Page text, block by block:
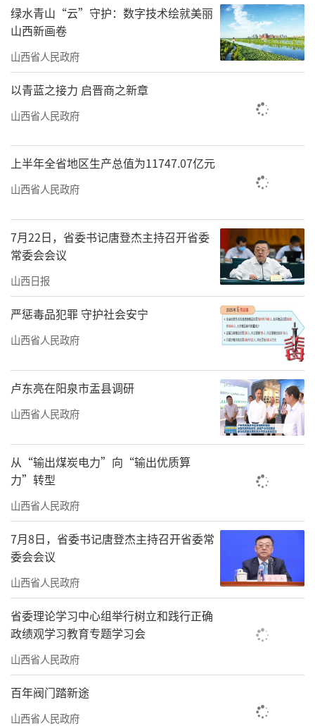
游戏中“既见未来，为何不拜”名场面的
实景，就来自被称为千佛庵的临汾隰县小西
天。“正是有团队前期在小西天等地实地采风
取景，才能在游戏里看到无比精美、充满质感
的画面。”临汾市文旅局科技科姚政表
世界的紧密连接，让我们借助数字化平台，以
沉浸式、体验式、互动式的方式宣介山西优质
打卡’，也让更多人了解临汾、爱上临汾！”
“其实，这场虚拟与现实的‘双向奔
赴’早在4年前已经开始，目前，山西正努力
让‘悟空效应’变成长效流量。”省文旅厅工
作人员表示，游戏视频里展现的佛像、寺庙、
石窟等只是山西古建的冰山一角，我省古建筑
以“数量众多、类型丰富、时代序列完整、价
值内涵独特、地域风格显著”等特点享誉神
州。根据第三次全国文物普查统计，山西全国
重点文物保护单位数量居全国第一，不可移动
文物数量居全国第四，全国仅存的3座唐代木构
建筑佛光寺、南禅寺、广仁王庙均在山西；五
代至元代木构建筑515处，约占全国总数的
82.4%。此外，在8月22日—25日举办的2024数
字文旅品牌创新大会上，省文旅厅将发布“跟
着悟空游山西”活动主题线路、线下通关文
牒，发放免费通关信物以及主题周边等。
责任编辑：Hilary
绿水青山“云”守护：数字技术绘就美丽
山西新画卷
山西省人民政府
以青蓝之接力 启晋商之新章
山西省人民政府
上半年全省地区生产总值为11747.07亿元
山西省人民政府
7月22日，省委书记唐登杰主持召开省委
常委会会议
山西日报
严惩毒品犯罪 守护社会安宁
山西省人民政府
卢东亮在阳泉市盂县调研
山西省人民政府
从“输出煤炭电力”向“输出优质算
力”转型
山西省人民政府
7月8日，省委书记唐登杰主持召开省委常
委会会议
山西省人民政府
省委理论学习中心组举行树立和践行正确
政绩观学习教育专题学习会
山西省人民政府
百年阀门踏新途
山西省人民政府